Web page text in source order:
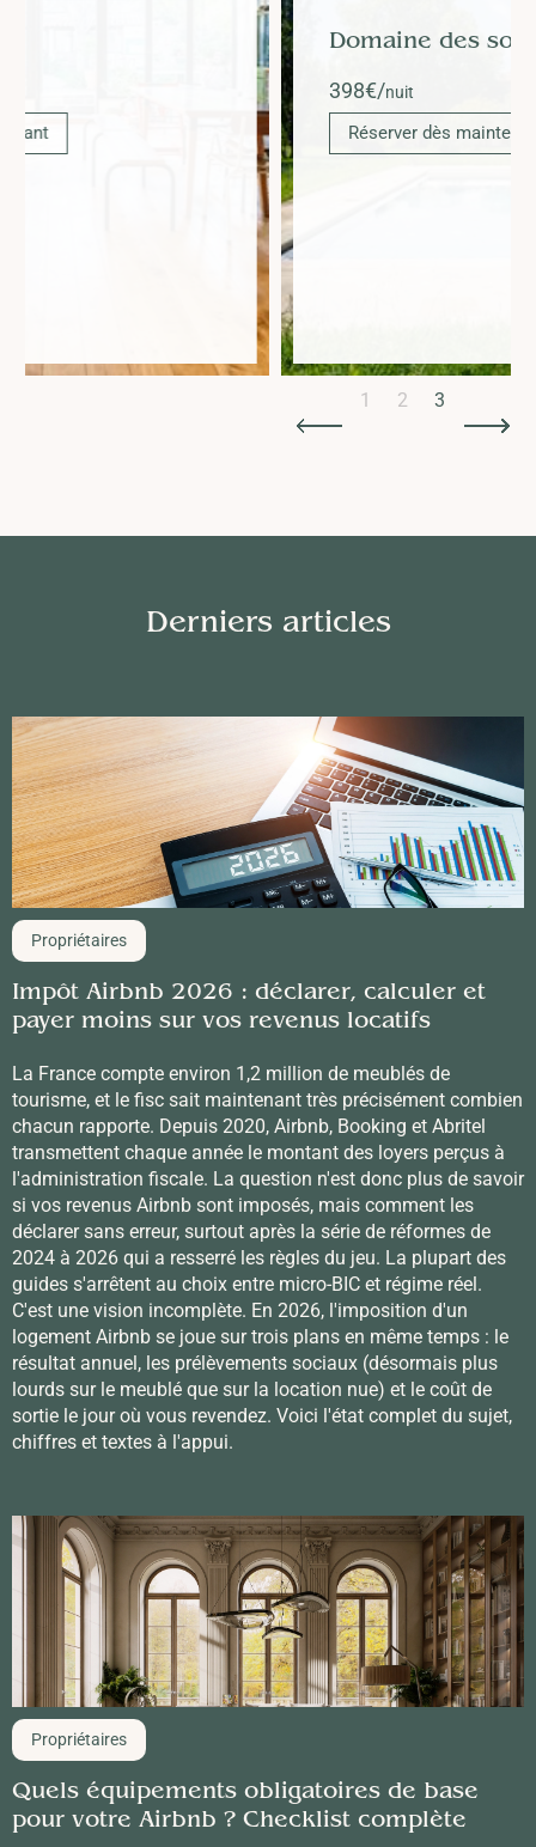
Domaine des sources - Orange
Réserver dès maintenant
1 2 3
Derniers articles
Propriétaires
Impôt Airbnb 2026 : déclarer, calculer et
payer moins sur vos revenus locatifs
La France compte environ 1,2 million de meublés de
tourisme, et le fisc sait maintenant très précisément combien
chacun rapporte. Depuis 2020, Airbnb, Booking et Abritel
transmettent chaque année le montant des loyers perçus à
l'administration fiscale. La question n'est donc plus de savoir
si vos revenus Airbnb sont imposés, mais comment les
déclarer sans erreur, surtout après la série de réformes de
2024 à 2026 qui a resserré les règles du jeu. La plupart des
guides s'arrêtent au choix entre micro-BIC et régime réel.
C'est une vision incomplète. En 2026, l'imposition d'un
logement Airbnb se joue sur trois plans en même temps : le
résultat annuel, les prélèvements sociaux (désormais plus
lourds sur le meublé que sur la location nue) et le coût de
sortie le jour où vous revendez. Voici l'état complet du sujet,
chiffres et textes à l'appui.
Propriétaires
Quels équipements obligatoires de base
pour votre Airbnb ? Checklist complète